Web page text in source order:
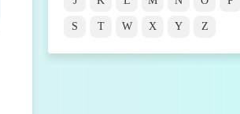
S T W X Y Z